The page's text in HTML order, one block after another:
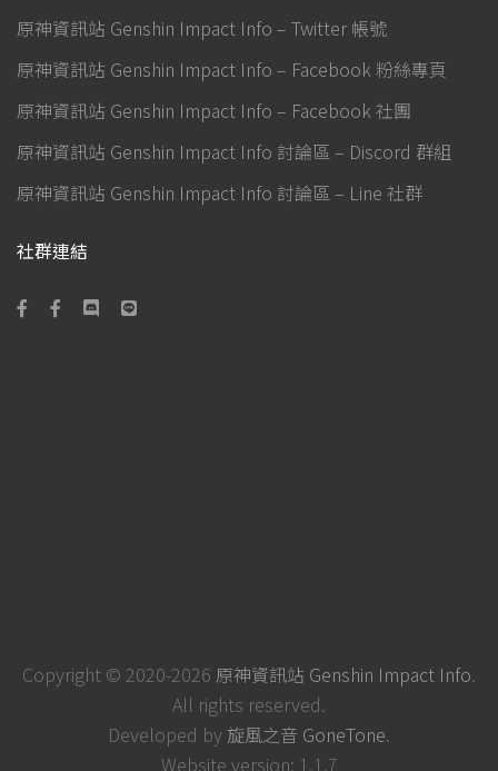
原神資訊站 Genshin Impact Info – Twitter 帳號
原神資訊站 Genshin Impact Info – Facebook 粉絲專頁
原神資訊站 Genshin Impact Info – Facebook 社團
原神資訊站 Genshin Impact Info 討論區 – Discord 群組
原神資訊站 Genshin Impact Info 討論區 – Line 社群
社群連結
Copyright © 2020-2026 原神資訊站 Genshin Impact Info.
All rights reserved.
Developed by 旋風之音 GoneTone.
Website version: 1.1.7